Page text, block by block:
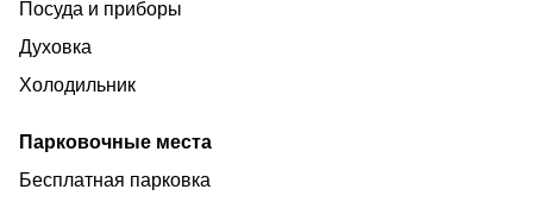
за дополнительную оплату.
В шаговой доступности находятся: продуктовые
магазины, точки быстрого питания, место для прогулок
✓ Работаем с организациями
✓ Наличный и безналичный расчет.
Посуда и приборы
Духовка
Холодильник
Парковочные места
Бесплатная парковка